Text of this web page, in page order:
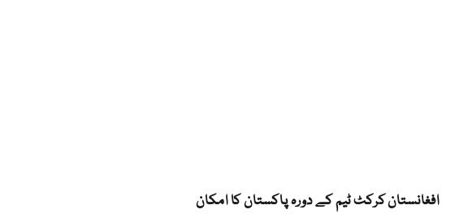
افغانستان کرکٹ ٹیم کے دورہ پاکستان کا امکان